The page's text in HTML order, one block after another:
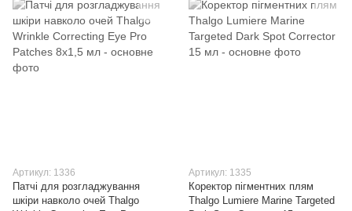
Артикул: 1336
Патчі для розгладжування
шкіри навколо очей Thalgo
Артикул: 1335
Коректор пігментних плям
Thalgo Lumiere Marine Targeted